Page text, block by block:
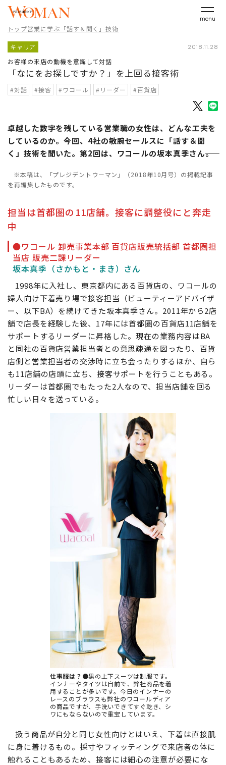
menu
トップ営業に学ぶ「話す＆聞く」技術
キャリア 2018.11.28
お客様の来店の動機を意識して対話
「なにをお探しですか？」を上回る接客術
#対話 #接客 #ワコール #リーダー #百貨店
卓越した数字を残している営業職の女性は、どんな工夫を
しているのか。今回、4社の敏腕セールスに「話す＆聞
く」技術を聞いた。第2回は、ワコールの坂本真季さん――。
※本稿は、「プレジデントウーマン」（2018年10月号）の掲載記事
を再編集したものです。
担当は首都圏の11店舗。接客に調整役にと奔走
中
●ワコール 卸売事業本部 百貨店販売統括部 首都圏担
当店 販売二課リーダー
坂本真季 （さかもと・まき）さん
1998年に入社し、東京都内にある百貨店の、ワコールの
婦人向け下着売り場で接客担当（ビューティーアドバイザ
ー、以下BA）を続けてきた坂本真季さん。2011年から2店
舗で店長を経験した後、17年には首都圏の百貨店11店舗を
サポートするリーダーに昇格した。現在の業務内容はBA
と同社の百貨店営業担当者との意思疎通を図ったり、百貨
店側と営業担当者の交渉時に立ち会ったりするほか、自ら
も11店舗の店頭に立ち、接客サポートを行うこともある。
リーダーは首都圏でもたった2人なので、担当店舗を回る
忙しい日々を送っている。
仕事服は？●黒の上下スーツは制服です。
インナーやタイツは自前で、弊社商品を着
用することが多いです。今日のインナーの
レースのブラウスも弊社のワコールディア
の商品ですが、手洗いできてすぐ乾き、シ
ワにもならないので重宝しています。
扱う商品が自分と同じ女性向けとはいえ、下着は直接肌
に身に着けるもの。採寸やフィッティングで来店者の体に
触れることもあるため、接客には細心の注意が必要にな